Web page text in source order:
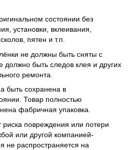
состоянии без
установки, вклеивания,
пятен и т.п.
не должны быть сняты с
должно быть следов клея и других
ремонта.
быть сохранена в
Товар полностью
фабричная упаковка.
риска повреждения или потери
или другой компанией-
не распространяется на